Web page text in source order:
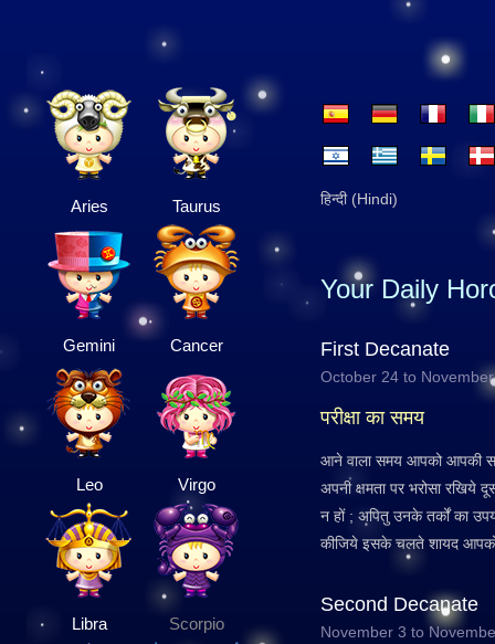
Aries Taurus
Gemini Cancer
Leo Virgo
Libra Scorpio
हिन्दी (Hindi)
Your Daily
First Decanate
October 24 to
परीक्षा का समय
आने वाला समय आपको आपकी
अपनी क्षमता पर भरोसा रखिये
न हों ; अपितु उनके तर्कों का
कीजिये इसके चलते शायद
Second Decanate
November 3 to